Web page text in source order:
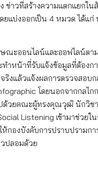
าวที่สร้างความแตกแยกใน
แบ่งออกเป็น 4 หมวด ได้แ
ณะออนไลน์และออฟไลน์ตา
ำหน้าที่รับแจ้งข้อมูลที่ต้องก
ริงแล้วแจ้งผลการตรวจสอ
โดยนอกจากกลไ
ด้วยคณะผู้ทรงคุณวุฒิ นักวิช
Listening เข้ามาช่วย
กองบังคับการปราบปรามก
วปลอมด้วย